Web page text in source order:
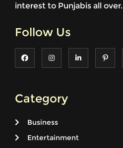
interest to Punjabis all over.
Follow Us
Category
Business
Entertainment